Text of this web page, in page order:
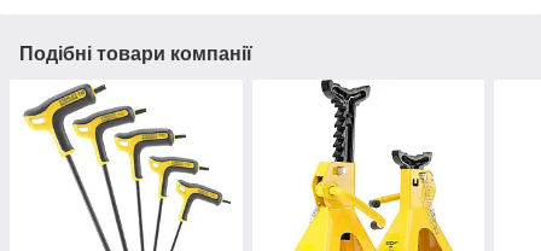
Подібні товари компанії